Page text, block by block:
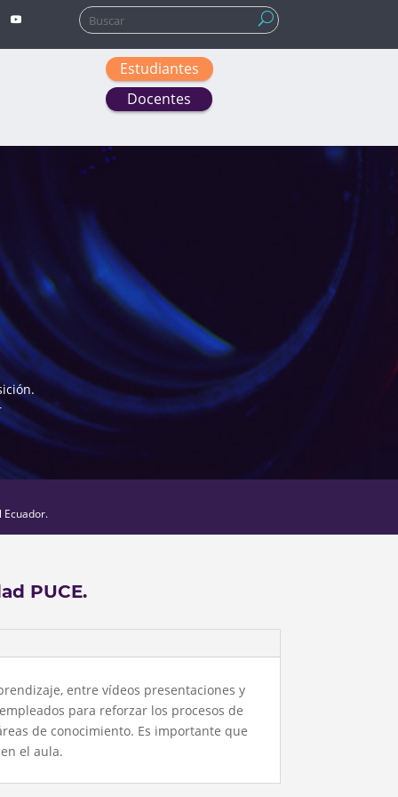
Buscar:
Estudiantes
Docentes
Ecuador.
PUCE.
entre vídeos presentaciones y
para reforzar los procesos de
de conocimiento. Es importante que
el aula.